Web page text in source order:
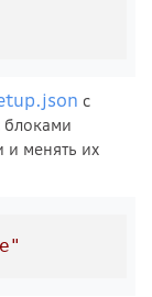
с
блоками
и менять их